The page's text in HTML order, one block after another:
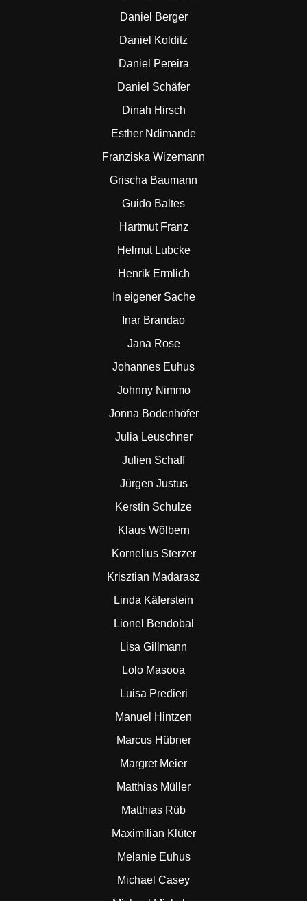
Daniel Berger
Daniel Kolditz
Daniel Pereira
Daniel Schäfer
Dinah Hirsch
Esther Ndimande
Franziska Wizemann
Grischa Baumann
Guido Baltes
Hartmut Franz
Helmut Lubcke
Henrik Ermlich
In eigener Sache
Inar Brandao
Jana Rose
Johannes Euhus
Johnny Nimmo
Jonna Bodenhöfer
Julia Leuschner
Julien Schaff
Jürgen Justus
Kerstin Schulze
Klaus Wölbern
Kornelius Sterzer
Krisztian Madarasz
Linda Käferstein
Lionel Bendobal
Lisa Gillmann
Lolo Masooa
Luisa Predieri
Manuel Hintzen
Marcus Hübner
Margret Meier
Matthias Müller
Matthias Rüb
Maximilian Klüter
Melanie Euhus
Michael Casey